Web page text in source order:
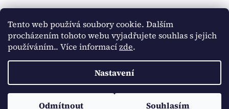
Tento web používá soubory cookie. Dalším
procházením tohoto webu vyjadřujete souhlas s jejich
používáním.. Více informacízde.
Nastavení
Odmítnout Souhlasím
Sledujte Historické dokumenty na Facebooku:
Copyright 2026Historické dokumenty. Všechna práva